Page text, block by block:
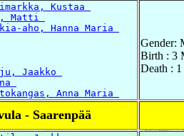
Kustaa
Matti
aho, Hanna Maria
Jaakko
Anna Maria
Gender:
Birth : 3
Death :
- Saarenpää